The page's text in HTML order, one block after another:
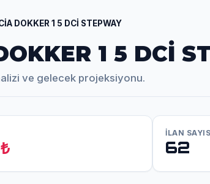
DOKKER 1 5 DCİ STEPWAY
1 5 DCİ
ve gelecek projeksiyonu.
İLAN
62